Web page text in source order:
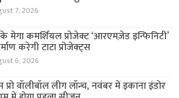
7, 2026
मेगा कमर्शियल प्रोजेक्ट ‘आरएमज़ेड इन्फिनिटी’
करेगी टाटा प्रोजेक्ट्स
6, 2026
प्रो वॉलीबॉल लीग लॉन्च, नवंबर में इकाना इंडोर